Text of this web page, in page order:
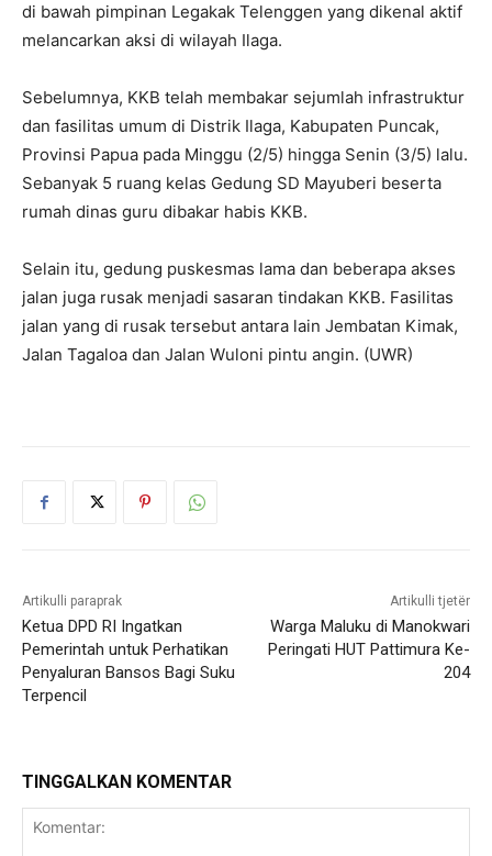
di bawah pimpinan Legakak Telenggen yang dikenal aktif
melancarkan aksi di wilayah Ilaga.
Sebelumnya, KKB telah membakar sejumlah infrastruktur
dan fasilitas umum di Distrik Ilaga, Kabupaten Puncak,
Provinsi Papua pada Minggu (2/5) hingga Senin (3/5) lalu.
Sebanyak 5 ruang kelas Gedung SD Mayuberi beserta
rumah dinas guru dibakar habis KKB.
Selain itu, gedung puskesmas lama dan beberapa akses
jalan juga rusak menjadi sasaran tindakan KKB. Fasilitas
jalan yang di rusak tersebut antara lain Jembatan Kimak,
Jalan Tagaloa dan Jalan Wuloni pintu angin. (UWR)
Artikulli paraprak
Ketua DPD RI Ingatkan
Pemerintah untuk Perhatikan
Penyaluran Bansos Bagi Suku
Terpencil
Artikulli tjetër
Warga Maluku di Manokwari
Peringati HUT Pattimura Ke-
204
TINGGALKAN KOMENTAR